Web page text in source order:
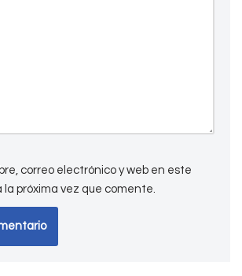
correo electrónico y web en este
próxima vez que comente.